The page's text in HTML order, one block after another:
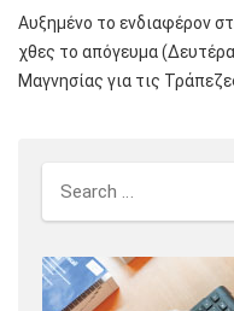
Αυξημένο το ενδιαφέρον
χθες το απόγευμα
Μαγνησίας για τις